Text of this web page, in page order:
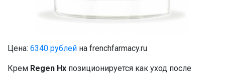
Цена: 6340 рублей на frenchfarmacy.ru
Крем Regen Hx позиционируется как уход после